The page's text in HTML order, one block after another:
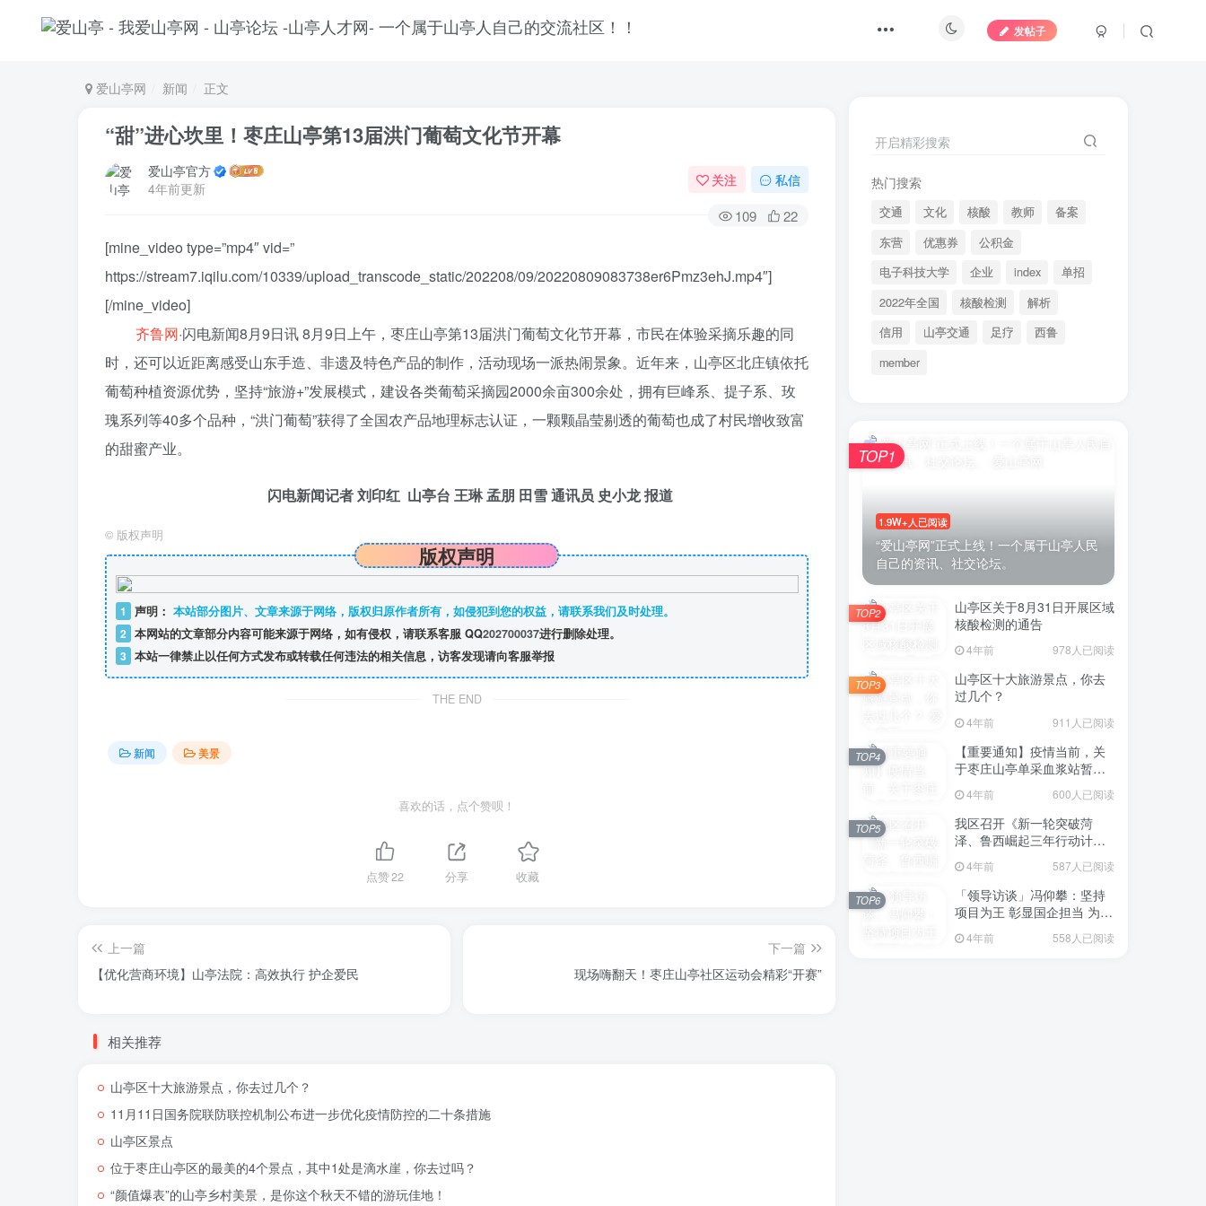
发帖子
爱山亭网 新闻 正文
“甜”进心坎里！枣庄山亭第13届洪门葡萄文化节开幕
爱山亭官方
4年前更新
关注 私信
109 22
[mine_video type=”mp4″ vid=”
https://stream7.iqilu.com/10339/upload_transcode_static/202208/09/20220809083738er6Pmz3ehJ.mp4″]
[/mine_video]
齐鲁网·闪电新闻8月9日讯 8月9日上午，枣庄山亭第13届洪门葡萄文化节开幕，市民在体验采摘乐趣的同
时，还可以近距离感受山东手造、非遗及特色产品的制作，活动现场一派热闹景象。近年来，山亭区北庄镇依托
葡萄种植资源优势，坚持“旅游+”发展模式，建设各类葡萄采摘园2000余亩300余处，拥有巨峰系、提子系、玫
瑰系列等40多个品种，“洪门葡萄”获得了全国农产品地理标志认证，一颗颗晶莹剔透的葡萄也成了村民增收致富
的甜蜜产业。
闪电新闻记者 刘印红 山亭台 王琳 孟朋 田雪 通讯员 史小龙 报道
© 版权声明
版权声明
1 声明： 本站部分图片、文章来源于网络，版权归原作者所有，如侵犯到您的权益，请联系我们及时处理。
2 本网站的文章部分内容可能来源于网络，如有侵权，请联系客服 QQ202700037进行删除处理。
3 本站一律禁止以任何方式发布或转载任何违法的相关信息，访客发现请向客服举报
THE END
新闻 美景
喜欢的话，点个赞呗！
点赞22 分享 收藏
上一篇
【优化营商环境】山亭法院：高效执行 护企爱民
下一篇
现场嗨翻天！枣庄山亭社区运动会精彩“开赛”
相关推荐
山亭区十大旅游景点，你去过几个？
11月11日国务院联防联控机制公布进一步优化疫情防控的二十条措施
山亭区景点
位于枣庄山亭区的最美的4个景点，其中1处是滴水崖，你去过吗？
“颜值爆表”的山亭乡村美景，是你这个秋天不错的游玩佳地！
开启精彩搜索
热门搜索
交通 文化 核酸 教师
备案
东营
优惠券
公积金
电子科技大学
企业 index
单招
2022年全国
核酸检测
解析
信用
山亭交通 足疗
西鲁
member
1.9W+人已阅读
“爱山亭网”正式上线！一个属于山亭人民
自己的资讯、社交论坛。
TOP1
山亭区关于8月31日开展区域
核酸检测的通告
4年前 978人已阅读
TOP2
山亭区十大旅游景点，你去
过几个？
4年前 911人已阅读
TOP3
【重要通知】疫情当前，关
于枣庄山亭单采血浆站暂停
4年前 600人已阅读
TOP4
我区召开《新一轮突破菏
泽、鲁西崛起三年行动计划
意见稿）政策分析研判会议
4年前 587人已阅读
TOP5
「领导访谈」冯仰攀：坚持
项目为王 彰显国企担当 为全
点项目建设贡献“交发力量”
4年前 558人已阅读
TOP6